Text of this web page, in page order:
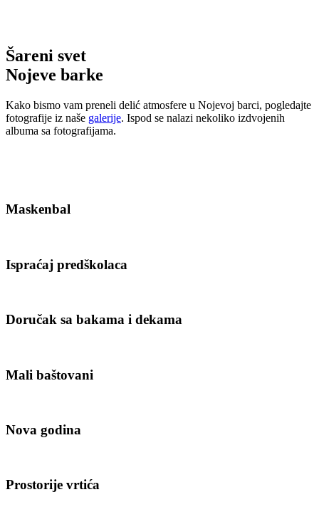
Šareni svet
Nojeve barke
Kako bismo vam preneli delić atmosfere u Nojevoj barci, pogledajte
fotografije iz naše galerije. Ispod se nalazi nekoliko izdvojenih
albuma sa fotografijama.
Maskenbal
Ispraćaj predškolaca
Doručak sa bakama i dekama
Mali baštovani
Nova godina
Prostorije vrtića